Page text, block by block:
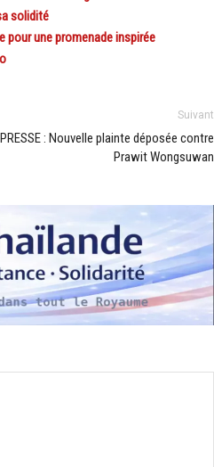
solidité
pour une promenade inspirée
Suivant
: Nouvelle plainte déposée contre
Prawit Wongsuwan